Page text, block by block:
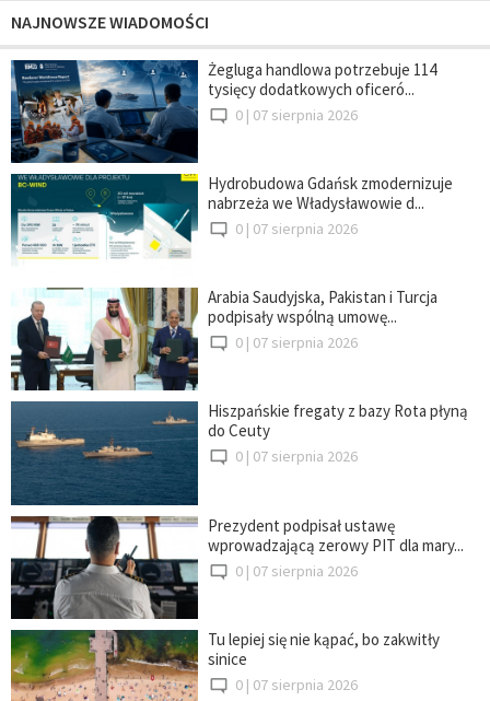
NAJNOWSZE WIADOMOŚCI
Żegluga handlowa potrzebuje 114
tysięcy dodatkowych oficeró...
0 | 07 sierpnia 2026
Hydrobudowa Gdańsk zmodernizuje
nabrzeża we Władysławowie d...
0 | 07 sierpnia 2026
Arabia Saudyjska, Pakistan i Turcja
podpisały wspólną umowę...
0 | 07 sierpnia 2026
Hiszpańskie fregaty z bazy Rota płyną
do Ceuty
0 | 07 sierpnia 2026
Prezydent podpisał ustawę
wprowadzającą zerowy PIT dla mary...
0 | 07 sierpnia 2026
Tu lepiej się nie kąpać, bo zakwitły
sinice
0 | 07 sierpnia 2026